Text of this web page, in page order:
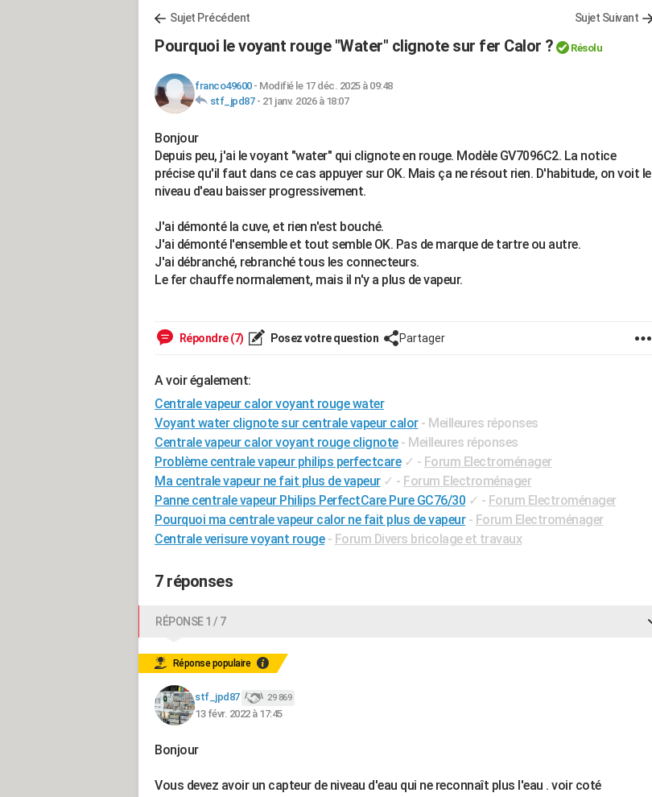
Sujet Précédent Sujet Suivant
Pourquoi le voyant rouge "Water" clignote sur fer Calor ? Résolu
franco49600- Modifié le 17 déc. 2025 à 09:48
stf_jpd87- 21 janv. 2026 à 18:07
Bonjour
Depuis peu, j'ai le voyant "water" qui clignote en rouge. Modèle GV7096C2. La notice
précise qu'il faut dans ce cas appuyer sur OK. Mais ça ne résout rien. D'habitude, on voit le
niveau d'eau baisser progressivement.
J'ai démonté la cuve, et rien n'est bouché.
J'ai démonté l'ensemble et tout semble OK. Pas de marque de tartre ou autre.
J'ai débranché, rebranché tous les connecteurs.
Le fer chauffe normalement, mais il n'y a plus de vapeur.
Répondre (7) Posez votre question Partager
A voir également:
Centrale vapeur calor voyant rouge water
Voyant water clignote sur centrale vapeur calor - Meilleures réponses
Centrale vapeur calor voyant rouge clignote - Meilleures réponses
Problème centrale vapeur philips perfectcare ✓ - Forum Electroménager
Ma centrale vapeur ne fait plus de vapeur ✓ - Forum Electroménager
Panne centrale vapeur Philips PerfectCare Pure GC76/30 ✓ - Forum Electroménager
Pourquoi ma centrale vapeur calor ne fait plus de vapeur - Forum Electroménager
Centrale verisure voyant rouge - Forum Divers bricolage et travaux
7 réponses
RÉPONSE 1 / 7
Réponse populaire
stf_jpd87 29 869
13 févr. 2022 à 17:45
Bonjour
Vous devez avoir un capteur de niveau d'eau qui ne reconnaît plus l'eau . voir coté